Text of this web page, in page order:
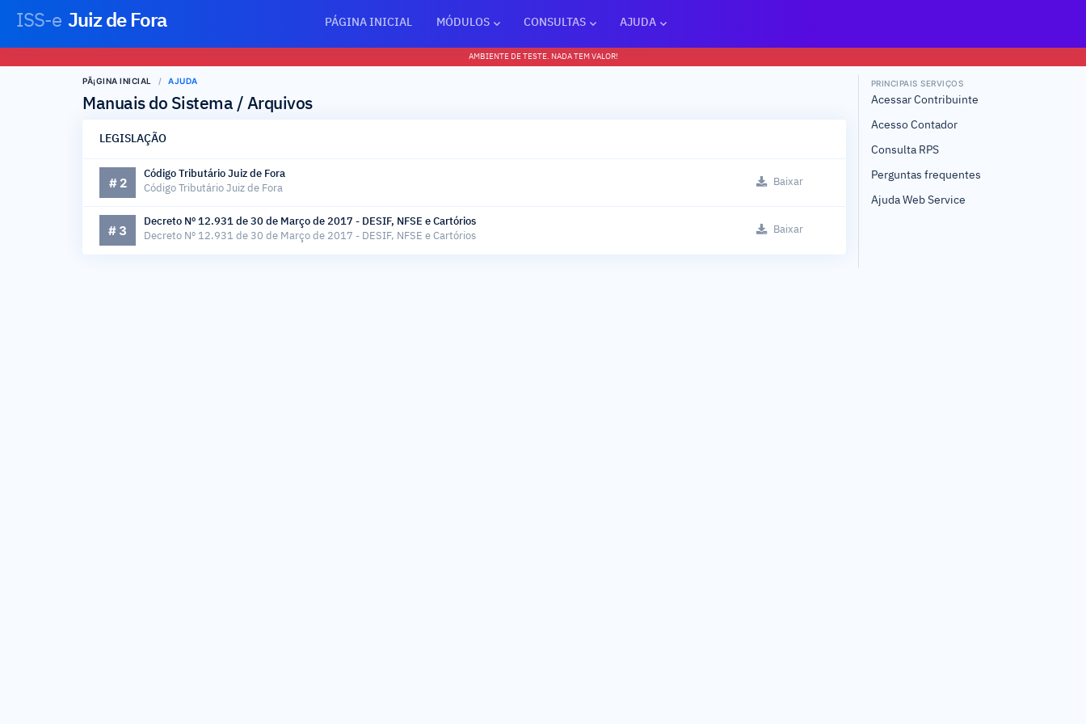
ISS-e Juiz de Fora PÁGINA INICIAL MÓDULOS CONSULTAS AJUDA
AMBIENTE DE TESTE. NADA TEM VALOR!
PÃ¡GINA INICIAL AJUDA
Manuais do Sistema / Arquivos
LEGISLAÇÃO
# 2
Código Tributário Juiz de Fora
Código Tributário Juiz de Fora
Baixar
# 3
Decreto Nº 12.931 de 30 de Março de 2017 - DESIF, NFSE e Cartórios
Decreto Nº 12.931 de 30 de Março de 2017 - DESIF, NFSE e Cartórios
Baixar
PRINCIPAIS SERVIÇOS
Acessar Contribuinte
Acesso Contador
Consulta RPS
Perguntas frequentes
Ajuda Web Service